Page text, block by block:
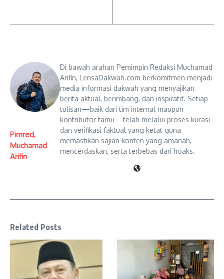
Pimred,
Muchamad
Arifin
Di bawah arahan Pemimpin Redaksi Muchamad
Arifin, LensaDakwah.com berkomitmen menjadi
media informasi dakwah yang menyajikan
berita aktual, berimbang, dan inspiratif. Setiap
tulisan—baik dari tim internal maupun
kontributor tamu—telah melalui proses kurasi
dan verifikasi faktual yang ketat guna
memastikan sajian konten yang amanah,
mencerdaskan, serta terbebas dari hoaks.
Related Posts